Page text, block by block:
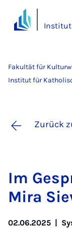
Institut
Fakultät für
Institut für
Zurück
Im
Mi­ra
02.06.2025 |